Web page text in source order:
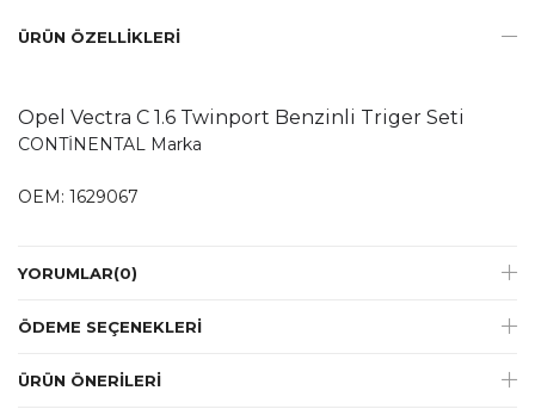
ÜRÜN ÖZELLIKLERI
Opel Vectra C 1.6 Twinport Benzinli Triger Seti
CONTİNENTAL Marka
OEM: 1629067
YORUMLAR(0)
ÖDEME SEÇENEKLERI
ÜRÜN ÖNERILERI